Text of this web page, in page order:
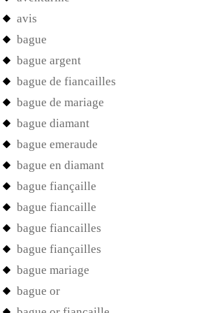
avis
bague
bague argent
bague de fiancailles
bague de mariage
bague diamant
bague emeraude
bague en diamant
bague fiançaille
bague fiancaille
bague fiancailles
bague fiançailles
bague mariage
bague or